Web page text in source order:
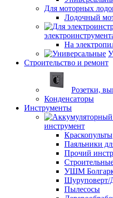
Для моторных
Лодочный
На
Строительство и ремонт
Розетки,
Конденсаторы
Инструменты
инструмент
Краскопульты
Паяльники
Прочий
УШМ
Шуруповерт/
Пылесосы